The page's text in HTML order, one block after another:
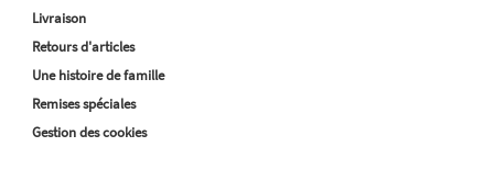
Livraison
Retours d'articles
Une histoire de famille
Remises spéciales
Gestion des cookies